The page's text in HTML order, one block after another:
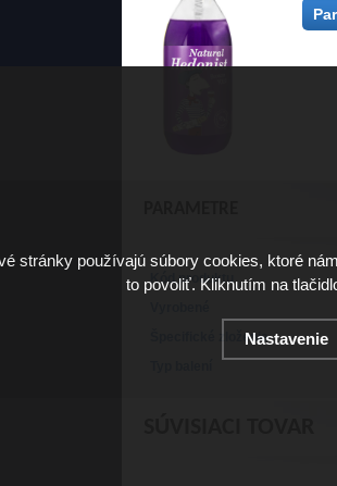
Kód produktu
Špecifické zloženie
stránky používajú súbory cookies, ktoré
to povoliť. Kliknutím na
Nastavenie